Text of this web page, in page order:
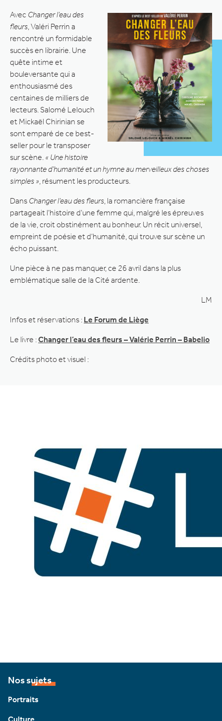
Avec Changer l’eau des
fleurs , Valéri Perrin a
rencontré un formidable
succès en librairie. Une
quête intime et
bouleversante qui a
enthousiasmé des
centaines de milliers de
lecteurs. Salomé Lelouch
et Mickaël Chirinian se
sont emparé de ce best-
seller pour le transposer
sur scène. « Une histoire
rayonnante d’humanité et un hymne au merveilleux des choses
simples » , résument les producteurs.
Dans Changer l’eau des fleurs , la romancière française
partageait l’histoire d’une femme qui, malgré les épreuves
de la vie, croit obstinément au bonheur. Un récit universel,
empreint de poésie et d’humanité, qui trouve sur scène un
écho puissant.
Une pièce à ne pas manquer, ce 26 avril dans la plus
emblématique salle de la Cité ardente.
LM
Infos et réservations : Le Forum de Liège
Le livre :Changer l’eau des fleurs – Valérie Perrin – Babelio
Crédits photo et visuel :
Nos sujets
Portraits
Culture